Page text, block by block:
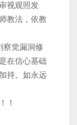
视观照发
教法，依教
察觉漏洞修
在信心基础
持。如永远
！